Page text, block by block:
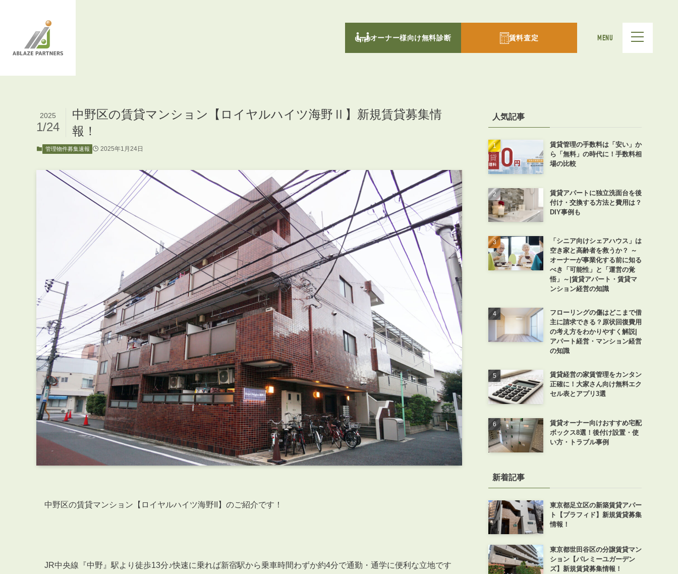
オーナー様向け無料診断 賃料査定 MENU
中野区の賃貸マンション【ロイヤルハイツ海野Ⅱ】新規賃貸募集情
報！
2025
1/24
管理物件募集速報 2025年1月24日
中野区の賃貸マンション【ロイヤルハイツ海野II】 のご紹介です！
JR中央線『中野』駅より徒歩13分♪快速に乗れば新宿駅から乗車時間わずか約4分で通勤・通学に便利な立地です
人気記事
賃貸管理の手数料は「安い」か
ら「無料」の時代に！手数料相
場の比較
賃貸アパートに独立洗面台を後
付け・交換する方法と費用は？
DIY事例も
「シニア向けシェアハウス」は
空き家と高齢者を救うか？ ～
オーナーが事業化する前に知る
べき「可能性」と「運営の覚
悟」～|賃貸アパート・賃貸マ
ンション経営の知識
フローリングの傷はどこまで借
主に請求できる？原状回復費用
の考え方をわかりやすく解説|
アパート経営・マンション経営
の知識
賃貸経営の家賃管理をカンタン
正確に！大家さん向け無料エク
セル表とアプリ3選
賃貸オーナー向けおすすめ宅配
ボックス8選！後付け設置・使
い方・トラブル事例
新着記事
東京都足立区の新築賃貸アパー
ト【プラフィド】新規賃貸募集
情報！
東京都世田谷区の分譲賃貸マン
ション【パレミーユガーデン
ズ】新規賃貸募集情報！